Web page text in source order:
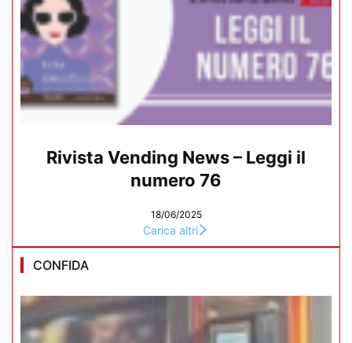
Rivista Vending News – Leggi il
numero 76
18/06/2025
Carica altri
CONFIDA